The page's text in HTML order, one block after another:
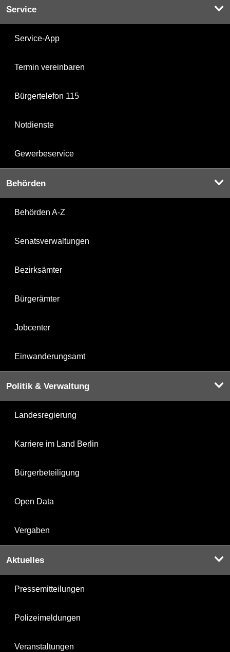
Service
Service-App
Termin vereinbaren
Bürgertelefon 115
Notdienste
Gewerbeservice
Behörden
Behörden A-Z
Senatsverwaltungen
Bezirksämter
Bürgerämter
Jobcenter
Einwanderungsamt
Politik & Verwaltung
Landesregierung
Karriere im Land Berlin
Bürgerbeteiligung
Open Data
Vergaben
Aktuelles
Pressemitteilungen
Polizeimeldungen
Veranstaltungen